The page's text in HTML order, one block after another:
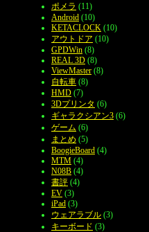
ポメラ (11)
Android (10)
KETACLOCK (10)
アウトドア (10)
GPDWin (8)
REAL 3D (8)
ViewMaster (8)
自転車 (8)
HMD (7)
3Dプリンタ (6)
ギャラクシアン3 (6)
ゲーム (6)
まとめ (5)
BoogieBoard (4)
MTM (4)
N08B (4)
書評 (4)
EV (3)
iPad (3)
ウェアラブル (3)
キーボード (3)